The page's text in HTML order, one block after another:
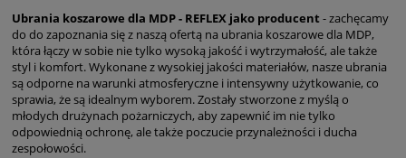
Ubrania koszarowe dla MDP - REFLEX jako producent - zachęcamy
do do zapoznania się z naszą ofertą na ubrania koszarowe dla MDP,
która łączy w sobie nie tylko wysoką jakość i wytrzymałość, ale także
styl i komfort. Wykonane z wysokiej jakości materiałów, nasze ubrania
są odporne na warunki atmosferyczne i intensywny użytkowanie, co
sprawia, że są idealnym wyborem. Zostały stworzone z myślą o
młodych drużynach pożarniczych, aby zapewnić im nie tylko
odpowiednią ochronę, ale także poczucie przynależności i ducha
zespołowości.